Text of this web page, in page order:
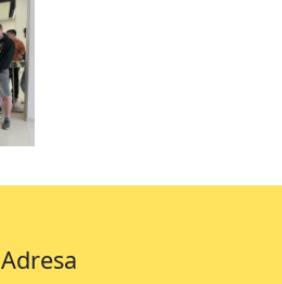
Adresa